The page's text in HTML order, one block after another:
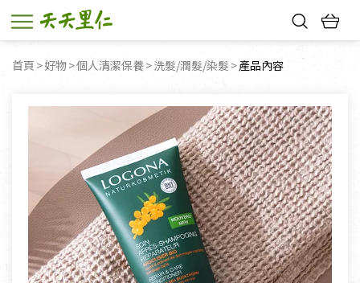
首頁 好物 個人清潔保養 洗髮/潤髮/染髮 目前頁面：
產品內容